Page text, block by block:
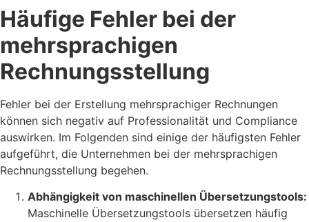
Häufige Fehler bei der
mehrsprachigen
Rechnungsstellung
Fehler bei der Erstellung mehrsprachiger Rechnungen
können sich negativ auf Professionalität und Compliance
auswirken. Im Folgenden sind einige der häufigsten Fehler
aufgeführt, die Unternehmen bei der mehrsprachigen
Rechnungsstellung begehen.
Abhängigkeit von maschinellen Übersetzungstools:
Maschinelle Übersetzungstools übersetzen häufig